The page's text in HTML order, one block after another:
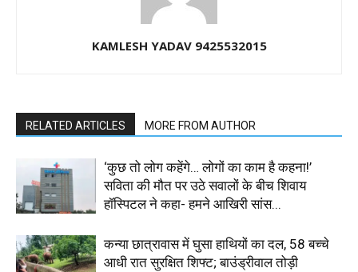
KAMLESH YADAV 9425532015
RELATED ARTICLES MORE FROM AUTHOR
‘कुछ तो लोग कहेंगे… लोगों का काम है कहना!’
सविता की मौत पर उठे सवालों के बीच शिवाय
हॉस्पिटल ने कहा- हमने आखिरी सांस...
कन्या छात्रावास में घुसा हाथियों का दल, 58 बच्चे
आधी रात सुरक्षित शिफ्ट; बाउंड्रीवाल तोड़ी